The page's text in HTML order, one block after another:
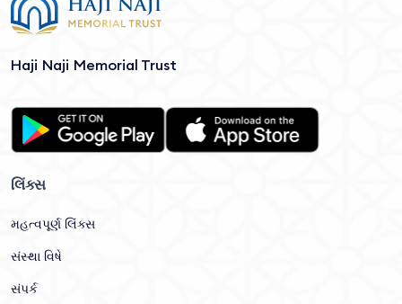
Haji Naji Memorial Trust
લિંક્સ
મહત્વપૂર્ણ લિંક્સ
સંસ્થા વિષે
સંપર્ક